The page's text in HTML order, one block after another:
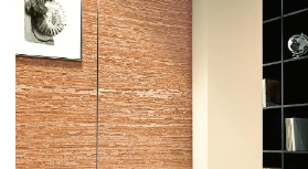
Мраморные стены в художественном
мультиколорном стиле